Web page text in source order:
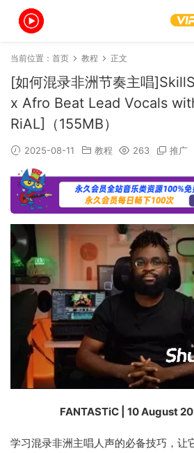
当前位置： 首页 教程 正文
[如何混录非洲节奏主唱
x Afro Beat Lead Vocals
RiAL]（155MB）
2025-08-11 教程 263 推广
FANTASTiC | 10 August
学习混录非洲主唱人声的必备技巧，让